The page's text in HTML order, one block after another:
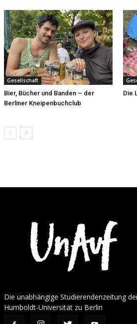
Gesellschaft
Bier, Bücher und Banden – der
Berliner Kneipenbuchclub
Die
Die unabhängige Studierendenzeitung
Humboldt-Universität zu Berlin